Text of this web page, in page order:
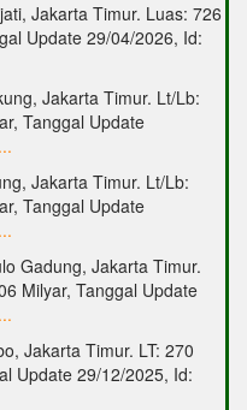
Jakarta Timur. Luas: 726
Update 29/04/2026, Id:
Jakarta Timur. Lt/Lb:
Tanggal Update
Jakarta Timur. Lt/Lb:
Tanggal Update
Gadung, Jakarta Timur.
Milyar, Tanggal Update
Jakarta Timur. LT: 270
Update 29/12/2025, Id: